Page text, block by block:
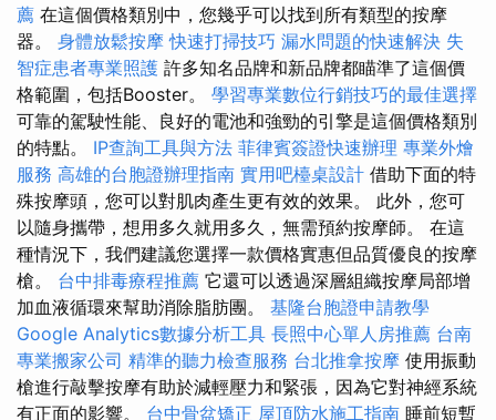
薦 在這個價格類別中，您幾乎可以找到所有類型的按摩
器。 身體放鬆按摩快速打掃技巧 漏水問題的快速解決 失
智症患者專業照護 許多知名品牌和新品牌都瞄準了這個價
格範圍，包括Booster。 學習專業數位行銷技巧的最佳選擇
可靠的駕駛性能、良好的電池和強勁的引擎是這個價格類別
的特點。 IP查詢工具與方法 菲律賓簽證快速辦理 專業外燴
服務 高雄的台胞證辦理指南 實用吧檯桌設計 借助下面的特
殊按摩頭，您可以對肌肉產生更有效的效果。 此外，您可
以隨身攜帶，想用多久就用多久，無需預約按摩師。 在這
種情況下，我們建議您選擇一款價格實惠但品質優良的按摩
槍。 台中排毒療程推薦 它還可以透過深層組織按摩局部增
加血液循環來幫助消除脂肪團。 基隆台胞證申請教學
Google Analytics數據分析工具 長照中心單人房推薦 台南
專業搬家公司 精準的聽力檢查服務 台北推拿按摩 使用振動
槍進行敲擊按摩有助於減輕壓力和緊張，因為它對神經系統
有正面的影響。 台中骨盆矯正 屋頂防水施工指南 睡前短暫